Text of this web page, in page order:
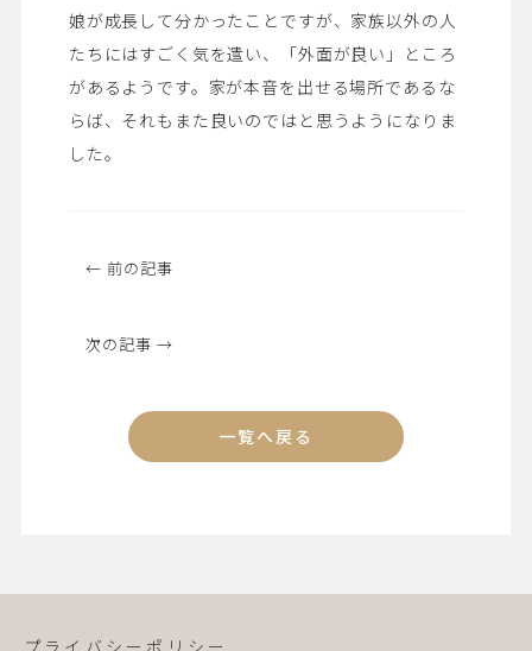
娘が成長して分かったことですが、家族以外の人
たちにはすごく気を遣い、「外面が良い」ところ
があるようです。家が本音を出せる場所であるな
らば、それもまた良いのではと思うようになりま
した。
← 前の記事
次の記事 →
一覧へ戻る